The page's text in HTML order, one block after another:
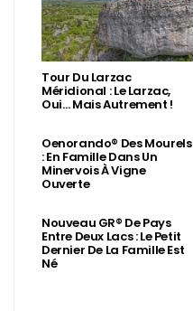
Tour Du Larzac
Méridional : Le Larzac,
Oui… Mais Autrement !
Oenorando® Des Mourels
: En Famille Dans Un
Minervois À Vigne
Ouverte
Nouveau GR® De Pays
Entre Deux Lacs : Le Petit
Dernier De La Famille Est
Né